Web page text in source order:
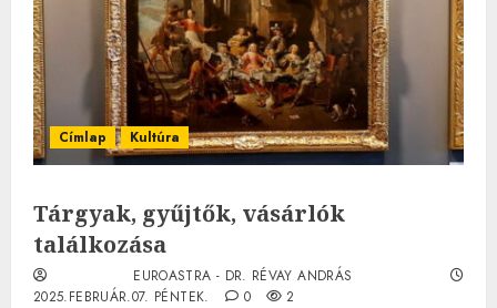
Címlap Kultúra
Tárgyak, gyűjtők, vásárlók
találkozása
EUROASTRA - DR. RÉVAY ANDRÁS
2025.FEBRUÁR.07. PÉNTEK.
0 2